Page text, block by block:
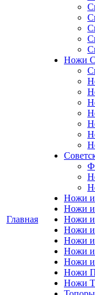
Главная
Ножи
Ножи
Ножи
Ножи
Ножи
Ножи
Ножи
Ножи
Ножи
Ножи